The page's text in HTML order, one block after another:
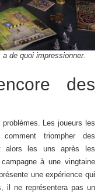
de quoi impressionner.
des
Les joueurs les
triompher des
alors les uns après les
à une vingtaine
une expérience qui
il ne représentera pas un